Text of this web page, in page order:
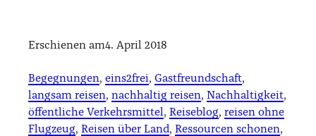
Erschienen am4. April 2018
Begegnungen, eins2frei, Gastfreundschaft
langsam reisen, nachhaltig reisen, Nachhaltigkeit
öffentliche Verkehrsmittel , Reiseblog, reisen ohne
Flugzeug, Reisen über Land, Ressourcen schonen